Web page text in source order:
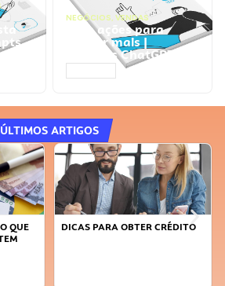
NEGÓCIOS, VENDAS
Faça ações para
vender mais |
Prompts ChatGPT
ÚLTIMOS ARTIGOS
FAÇA A DIFERENÇA: SEJA